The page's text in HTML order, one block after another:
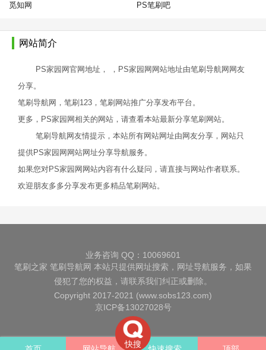
觅知网 PS笔刷吧
网站简介
PS家园网官网地址， ，PS家园网网站地址由笔刷导航网网友
分享。
笔刷导航网，笔刷123，笔刷网站推广分享发布平台。
更多，PS家园网相关的网站，请查看本站最新分享笔刷网站。
笔刷导航网友情提示，本站所有网站网址由网友分享，网站只
提供PS家园网网站网址分享导航服务。
如果您对PS家园网网站内容有什么疑问，请直接与网站作者联系。
欢迎朋友多多分享发布更多精品笔刷网站。
快搜
业务咨询 QQ：10069601
笔刷之家 笔刷导航网 本站只提供网址搜索，网址导航服务，如果
侵犯了您的权益，请联系我们纠正或删除。
Copyright 2017-2021 (www.sobs123.com)
京ICP备13027028号